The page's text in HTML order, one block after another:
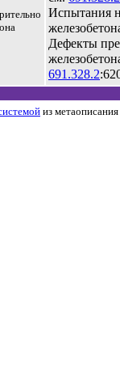
Испытания
Дефекты
691.328.2
из